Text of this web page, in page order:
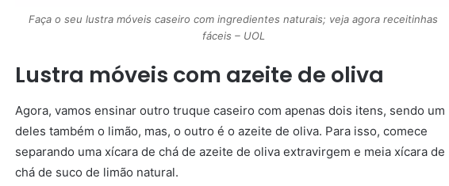
Faça o seu lustra móveis caseiro com ingredientes naturais; veja agora receitinhas
fáceis – UOL
Lustra móveis com azeite de oliva
Agora, vamos ensinar outro truque caseiro com apenas dois itens, sendo um
deles também o limão, mas, o outro é o azeite de oliva. Para isso, comece
separando uma xícara de chá de azeite de oliva extravirgem e meia xícara de
chá de suco de limão natural.